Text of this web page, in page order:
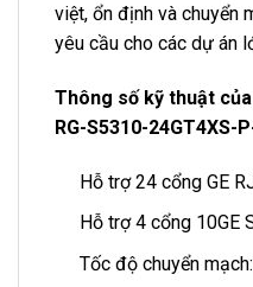
việt, ổn định và chuyển
yêu cầu cho các dự án
Thông số kỹ thuật
RG-S5310-24GT4XS-
Hỗ trợ 24 cổng GE
Hỗ trợ 4 cổng 10GE
Tốc độ chuyển